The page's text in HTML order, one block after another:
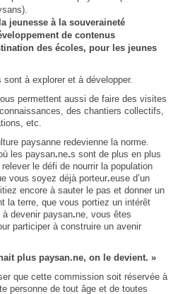
la jeunesse à la souveraineté
de contenus
des écoles, pour les jeunes
à explorer et à développer.
permettent aussi de faire des visites
des chantiers collectifs,
etc.
paysanne redevienne la norme.
les paysan.ne.s sont de plus en plus
le défi de nourrir la population
vous soyez déjà porteur.euse d’un
encore à sauter le pas et donner un
la terre, que vous portiez un intérêt
à devenir paysan.ne, vous êtes
participer à construire un avenir
plus paysan.ne, on le devient. »
que cette commission soit réservée à
personne de tout âge et de toutes